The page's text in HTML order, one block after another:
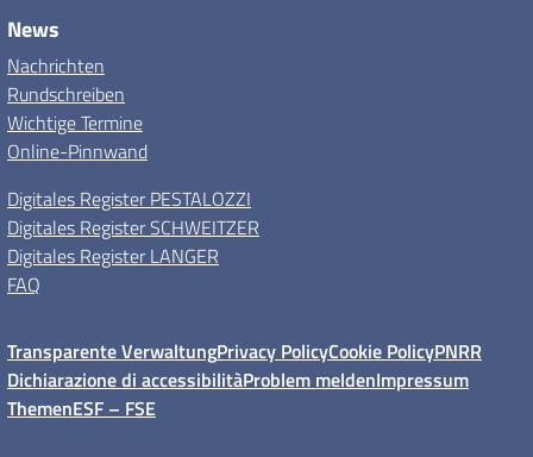
News
Nachrichten
Rundschreiben
Wichtige Termine
Online-Pinnwand
Digitales Register PESTALOZZI
Digitales Register SCHWEITZER
Digitales Register LANGER
FAQ
Transparente VerwaltungPrivacy PolicyCookie PolicyPNRR
Dichiarazione di accessibilitàProblem meldenImpressum
ThemenESF – FSE